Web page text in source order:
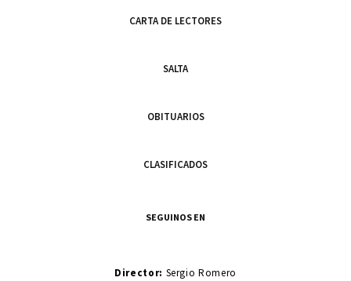
CARTA DE LECTORES
SALTA
OBITUARIOS
CLASIFICADOS
SEGUINOS EN
Director: Sergio Romero